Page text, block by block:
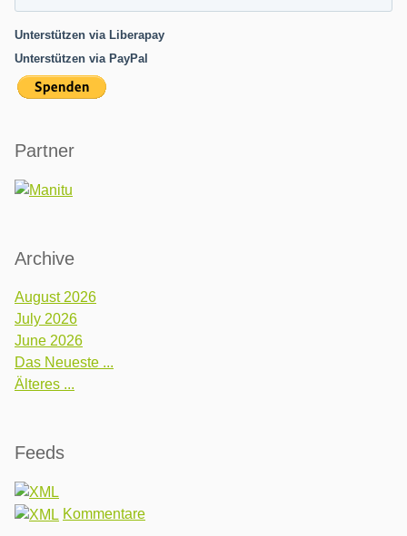
Unterstützen via Liberapay
Unterstützen via PayPal
Partner
Archive
August 2026
July 2026
June 2026
Das Neueste ...
Älteres ...
Feeds
Kommentare